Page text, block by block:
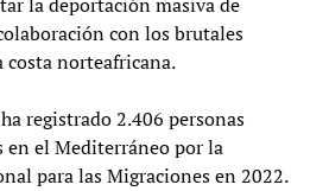
con los brutales
norteafricana.
registrado 2.406 personas
en el Mediterráneo por la
para las Migraciones en 2022.